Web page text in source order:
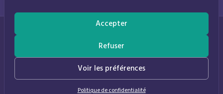
Accepter
Refuser
Voir les préférences
Politique de confidentialité
Parapharmacie Provence — Pharmacie des Bastides